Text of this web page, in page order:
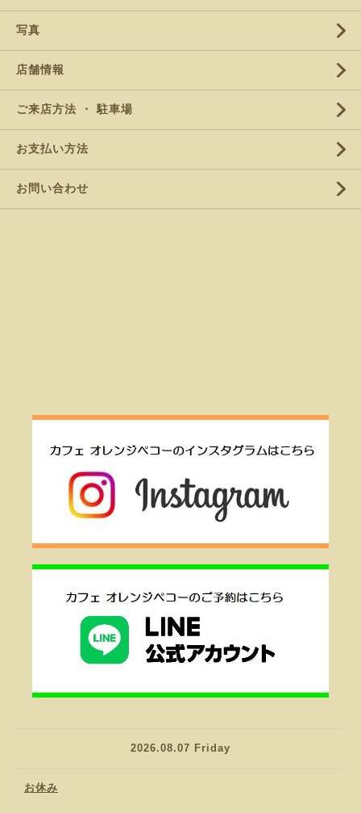
写真
店舗情報
ご来店方法 ・ 駐車場
お支払い方法
お問い合わせ
2026.08.07 Friday
お休み